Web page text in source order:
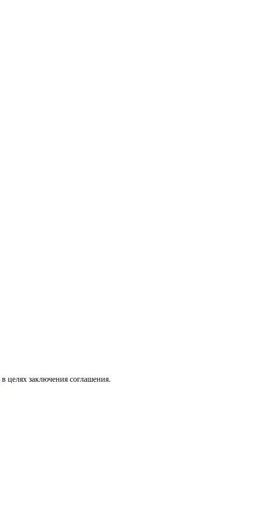
в целях заключения соглашения.